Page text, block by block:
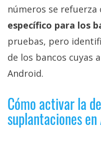
números se refuerza
específico para los
pruebas, pero
de los bancos cuyas
Android.
Cómo activar la
suplantaciones